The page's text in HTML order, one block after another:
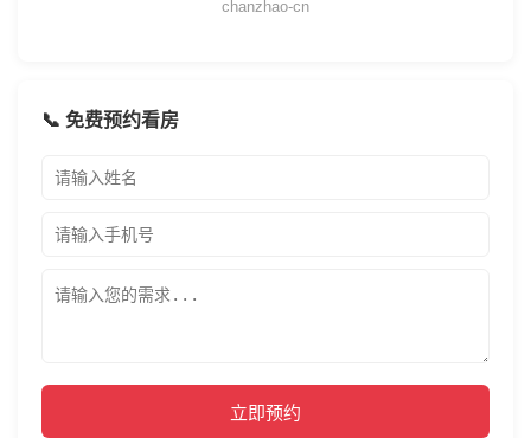
chanzhao-cn
📞 免费预约看房
立即预约